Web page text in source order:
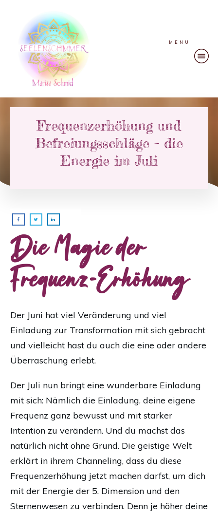
MENU
Frequenzerhöhung und
Befreiungsschläge – die
Energie im Juli
Die Magie der
Frequenz-Erhöhung
Der Juni hat viel Veränderung und viel
Einladung zur Transformation mit sich gebracht
und vielleicht hast du auch die eine oder andere
Überraschung erlebt.
Der Juli nun bringt eine wunderbare Einladung
mit sich: Nämlich die Einladung, deine eigene
Frequenz ganz bewusst und mit starker
Intention zu verändern. Und du machst das
natürlich nicht ohne Grund. Die geistige Welt
erklärt in ihrem Channeling, dass du diese
Frequenzerhöhung jetzt machen darfst, um dich
mit der Energie der 5. Dimension und den
Sternenwesen zu verbinden. Denn je höher deine